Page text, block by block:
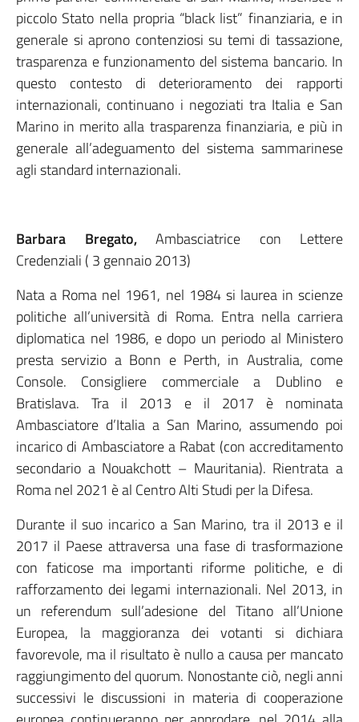
piccolo Stato nella propria “black list” finanziaria, e in
generale si aprono contenziosi su temi di tassazione,
trasparenza e funzionamento del sistema bancario. In
questo contesto di deterioramento dei rapporti
internazionali, continuano i negoziati tra Italia e San
Marino in merito alla trasparenza finanziaria, e più in
generale all’adeguamento del sistema sammarinese
agli standard internazionali.
Barbara Bregato, Ambasciatrice con Lettere
Credenziali ( 3 gennaio 2013)
Nata a Roma nel 1961, nel 1984 si laurea in scienze
politiche all’università di Roma. Entra nella carriera
diplomatica nel 1986, e dopo un periodo al Ministero
presta servizio a Bonn e Perth, in Australia, come
Console. Consigliere commerciale a Dublino e
Bratislava. Tra il 2013 e il 2017 è nominata
Ambasciatore d’Italia a San Marino, assumendo poi
incarico di Ambasciatore a Rabat (con accreditamento
secondario a Nouakchott – Mauritania). Rientrata a
Roma nel 2021 è al Centro Alti Studi per la Difesa.
Durante il suo incarico a San Marino, tra il 2013 e il
2017 il Paese attraversa una fase di trasformazione
con faticose ma importanti riforme politiche, e di
rafforzamento dei legami internazionali. Nel 2013, in
un referendum sull’adesione del Titano all’Unione
Europea, la maggioranza dei votanti si dichiara
favorevole, ma il risultato è nullo a causa per mancato
raggiungimento del quorum. Nonostante ciò, negli anni
successivi le discussioni in materia di cooperazione